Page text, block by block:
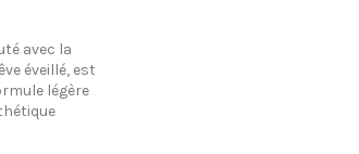
avec la
éveillé, est
légère